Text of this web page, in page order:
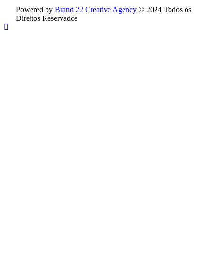
Powered by Brand 22 Creative Agency © 2024 Todos os
Direitos Reservados